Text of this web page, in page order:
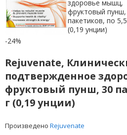
-24%
Rejuvenate,
подтвержденное
фруктовый пунш, 30
г (0,19 унции)
Произведено Rejuvenate